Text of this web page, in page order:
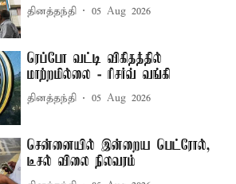
தினத்தந்தி 05 Aug 2026
ரெப்போ வட்டி விகிதத்தில்
மாற்றமில்லை - ரிசர்வ் வங்கி
தினத்தந்தி 05 Aug 2026
சென்னையில் இன்றைய பெட்ரோல்,
டீசல் விலை நிலவரம்